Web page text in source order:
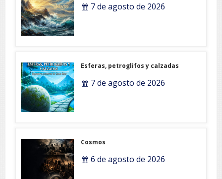
7 de agosto de 2026
Esferas, petroglifos y calzadas
7 de agosto de 2026
Cosmos
6 de agosto de 2026